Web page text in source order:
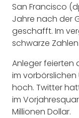
San Francisco
Jahre nach der
geschafft. Im
schwarze Zahlen
Anleger feierten
im vorbörslichen
hoch. Twitter
im
Millionen Dollar.